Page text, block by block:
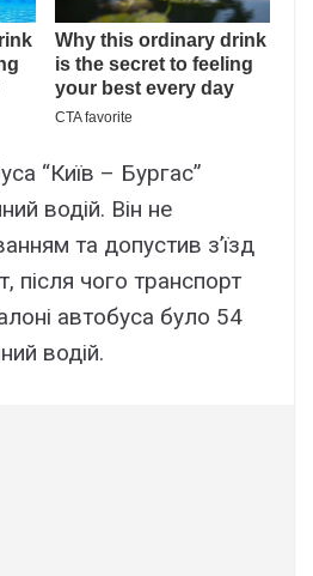
“Київ – Бургас”
водій. Він не
та допустив зʼїзд
після чого транспорт
автобуса було 54
водій.